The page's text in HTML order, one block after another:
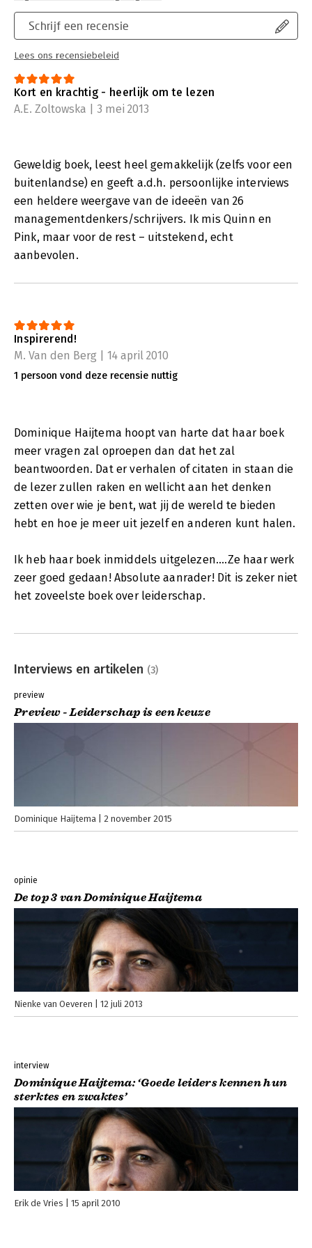
Schrijf een recensie
Lees ons recensiebeleid
Kort en krachtig - heerlijk om te lezen
A.E. Zoltowska | 3 mei 2013
Geweldig boek, leest heel gemakkelijk (zelfs voor een
buitenlandse) en geeft a.d.h. persoonlijke interviews
een heldere weergave van de ideeën van 26
managementdenkers/schrijvers. Ik mis Quinn en
Pink, maar voor de rest – uitstekend, echt
aanbevolen.
Inspirerend!
M. Van den Berg | 14 april 2010
1 persoon vond deze recensie nuttig
Dominique Haijtema hoopt van harte dat haar boek
meer vragen zal oproepen dan dat het zal
beantwoorden. Dat er verhalen of citaten in staan die
de lezer zullen raken en wellicht aan het denken
zetten over wie je bent, wat jij de wereld te bieden
hebt en hoe je meer uit jezelf en anderen kunt halen.
Ik heb haar boek inmiddels uitgelezen....Ze haar werk
zeer goed gedaan! Absolute aanrader! Dit is zeker niet
het zoveelste boek over leiderschap.
Interviews en artikelen (3)
preview
Preview - Leiderschap is een keuze
Dominique Haijtema 2 november 2015
opinie
De top 3 van Dominique Haijtema
Nienke van Oeveren 12 juli 2013
interview
Dominique Haijtema: ‘Goede leiders kennen hun
sterktes en zwaktes’
Erik de Vries 15 april 2010